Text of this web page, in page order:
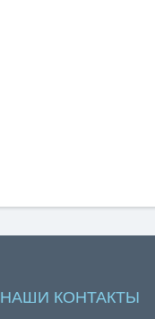
НАШИ КОНТАКТЫ